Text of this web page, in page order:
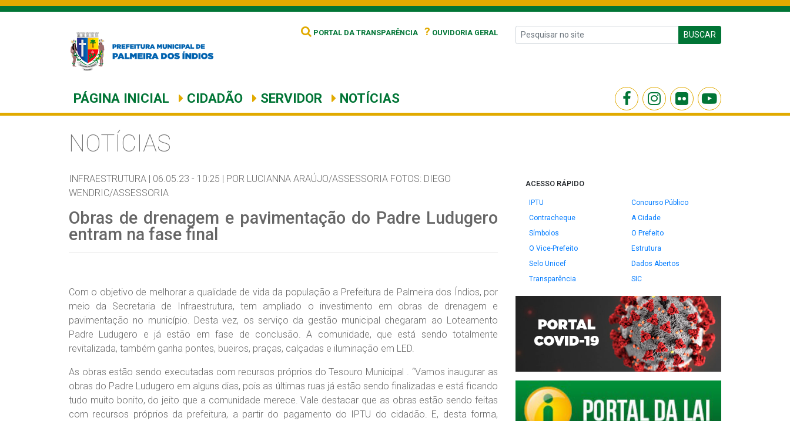
PORTAL DA TRANSPARÊNCIA ? OUVIDORIA GERAL BUSCAR
PÁGINA INICIAL CIDADÃO SERVIDOR NOTÍCIAS
NOTÍCIAS
INFRAESTRUTURA | 06.05.23 - 10:25 | POR LUCIANNA ARAÚJO/ASSESSORIA FOTOS: DIEGO
WENDRIC/ASSESSORIA
Obras de drenagem e pavimentação do Padre Ludugero
entram na fase final
Com o objetivo de melhorar a qualidade de vida da população a Prefeitura de Palmeira dos Índios, por
meio da Secretaria de Infraestrutura, tem ampliado o investimento em obras de drenagem e
pavimentação no município. Desta vez, os serviço da gestão municipal chegaram ao Loteamento
Padre Ludugero e já estão em fase de conclusão. A comunidade, que está sendo totalmente
revitalizada, também ganha pontes, bueiros, praças, calçadas e iluminação em LED.
As obras estão sendo executadas com recursos próprios do Tesouro Municipal . “Vamos inaugurar as
obras do Padre Ludugero em alguns dias, pois as últimas ruas já estão sendo finalizadas e está ficando
tudo muito bonito, do jeito que a comunidade merece. Vale destacar que as obras estão sendo feitas
com recursos próprios da prefeitura, a partir do pagamento do IPTU do cidadão. E, desta forma,
ACESSO RÁPIDO
IPTU
Concurso Público
Contracheque
A Cidade
Símbolos
O Prefeito
O Vice-Prefeito
Estrutura
Selo Unicef
Dados Abertos
Transparência
SIC